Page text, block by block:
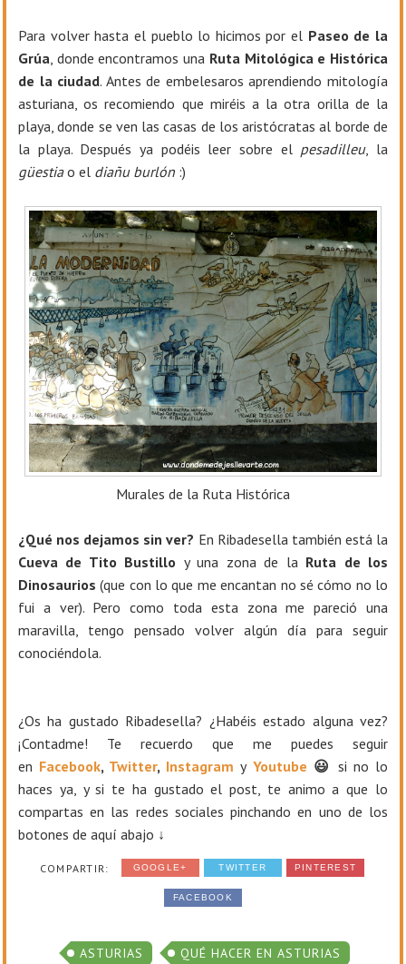
Para volver hasta el pueblo lo hicimos por el Paseo de la
Grúa, donde encontramos una Ruta Mitológica e Histórica
de la ciudad. Antes de embelesaros aprendiendo mitología
asturiana, os recomiendo que miréis a la otra orilla de la
playa, donde se ven las casas de los aristócratas al borde de
la playa. Después ya podéis leer sobre el pesadilleu, la
güestiao el diañu burlón :)
Murales de la Ruta Histórica
¿Qué nos dejamos sin ver? En Ribadesella también está la
Cueva de Tito Bustillo y una zona de la Ruta de los
Dinosaurios (que con lo que me encantan no sé cómo no lo
fui a ver). Pero como toda esta zona me pareció una
maravilla, tengo pensado volver algún día para seguir
conociéndola.
¿Os ha gustado Ribadesella? ¿Habéis estado alguna vez?
¡Contadme! Te recuerdo que me puedes seguir
en Facebook, Twitter, Instagram y Youtube 😃 si no lo
haces ya, y si te ha gustado el post, te animo a que lo
compartas en las redes sociales pinchando en uno de los
botones de aquí abajo ↓
COMPARTIR: GOOGLE+ TWITTER PINTEREST
FACEBOOK
ASTURIAS
QUÉ HACER EN ASTURIAS